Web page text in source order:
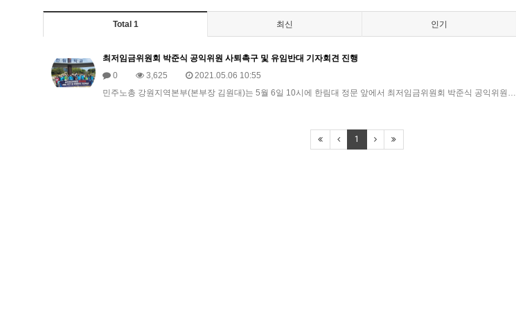
Total 1 최신 인기
최저임금위원회 박준식 공익위원 사퇴촉구 및 유임반대 기자회견 진행
0
3,625
2021.05.06 10:55
민주노총 강원지역본부(본부장 김원대)는 5월 6일 10시에 한림대 정문 앞에서 최저임금위원회 박준식 공익위원…
1